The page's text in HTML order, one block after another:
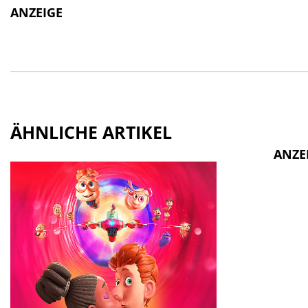
ANZEIGE
ÄHNLICHE ARTIKEL